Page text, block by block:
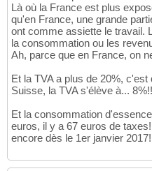
Là où la France est plus
qu'en France, une grande
ont comme assiette le travail.
la consommation ou les
Ah, parce que en France, on
Et la TVA a plus de 20%,
Suisse, la TVA s'élève à...
Et la consommation
euros, il y a 67 euros de
encore dès le 1er janvier